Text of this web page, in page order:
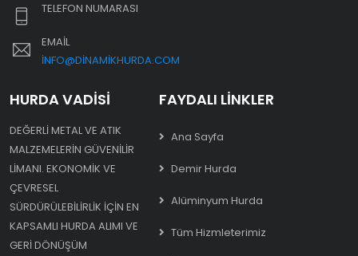
TELEFON NUMARASI
EMAIL
INFO@DINAMIKHURDA.COM
HURDA VADISI
DEĞERLI METAL VE ATIK
MALZEMELERIN GÜVENILIR
LIMANI. EKONOMIK VE
ÇEVRESEL
SÜRDÜRÜLEBILIRLIK IÇIN EN
KAPSAMLI HURDA ALIMI VE
GERI DÖNÜŞÜM
FAYDALI LINKLER
Ana Sayfa
Demir Hurda
Alüminyum Hurda
Tüm Hizmleterimiz